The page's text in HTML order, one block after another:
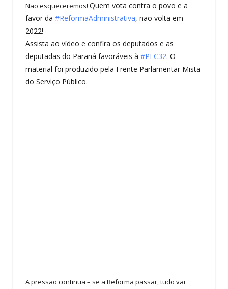
Não esqueceremos! Quem vota contra o povo e a
favor da #ReformaAdministrativa, não volta em
2022!
Assista ao vídeo e confira os deputados e as
deputadas do Paraná favoráveis à #PEC32. O
material foi produzido pela Frente Parlamentar Mista
do Serviço Público.
A pressão continua – se a Reforma passar, tudo vai